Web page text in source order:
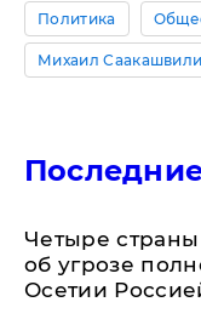
Политика
Михаил Саакашвили
Четыре
об угрозе
Осетии